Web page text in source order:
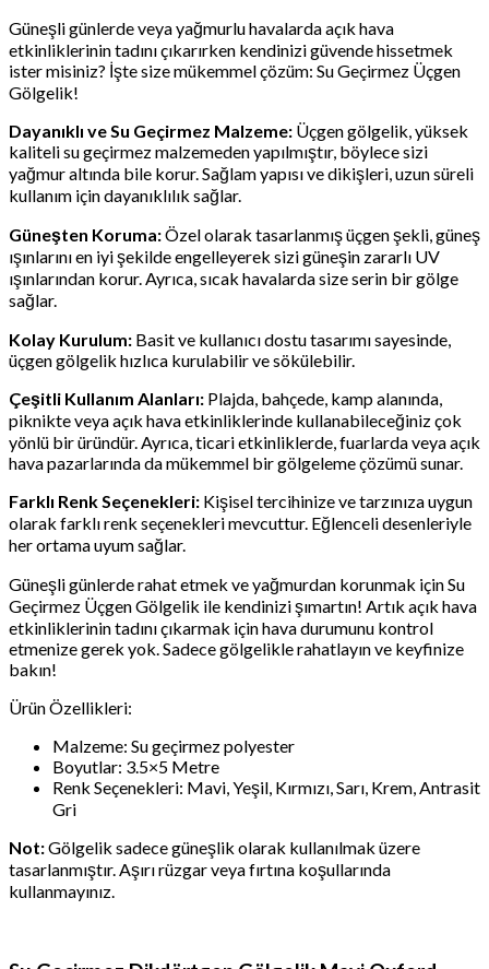
Güneşli günlerde veya yağmurlu havalarda açık hava
etkinliklerinin tadını çıkarırken kendinizi güvende hissetmek
ister misiniz? İşte size mükemmel çözüm: Su Geçirmez Üçgen
Gölgelik!
Dayanıklı ve Su Geçirmez Malzeme: Üçgen gölgelik, yüksek
kaliteli su geçirmez malzemeden yapılmıştır, böylece sizi
yağmur altında bile korur. Sağlam yapısı ve dikişleri, uzun süreli
kullanım için dayanıklılık sağlar.
Güneşten Koruma:Özel olarak tasarlanmış üçgen şekli, güneş
ışınlarını en iyi şekilde engelleyerek sizi güneşin zararlı UV
ışınlarından korur. Ayrıca, sıcak havalarda size serin bir gölge
sağlar.
Kolay Kurulum: Basit ve kullanıcı dostu tasarımı sayesinde,
üçgen gölgelik hızlıca kurulabilir ve sökülebilir.
Çeşitli Kullanım Alanları: Plajda, bahçede, kamp alanında,
piknikte veya açık hava etkinliklerinde kullanabileceğiniz çok
yönlü bir üründür. Ayrıca, ticari etkinliklerde, fuarlarda veya açık
hava pazarlarında da mükemmel bir gölgeleme çözümü sunar.
Farklı Renk Seçenekleri: Kişisel tercihinize ve tarzınıza uygun
olarak farklı renk seçenekleri mevcuttur. Eğlenceli desenleriyle
her ortama uyum sağlar.
Güneşli günlerde rahat etmek ve yağmurdan korunmak için Su
Geçirmez Üçgen Gölgelik ile kendinizi şımartın! Artık açık hava
etkinliklerinin tadını çıkarmak için hava durumunu kontrol
etmenize gerek yok. Sadece gölgelikle rahatlayın ve keyfinize
bakın!
Ürün Özellikleri:
Malzeme: Su geçirmez polyester
Boyutlar: 3.5×5 Metre
Renk Seçenekleri: Mavi, Yeşil, Kırmızı, Sarı, Krem, Antrasit
Gri
Not:Gölgelik sadece güneşlik olarak kullanılmak üzere
tasarlanmıştır. Aşırı rüzgar veya fırtına koşullarında
kullanmayınız.